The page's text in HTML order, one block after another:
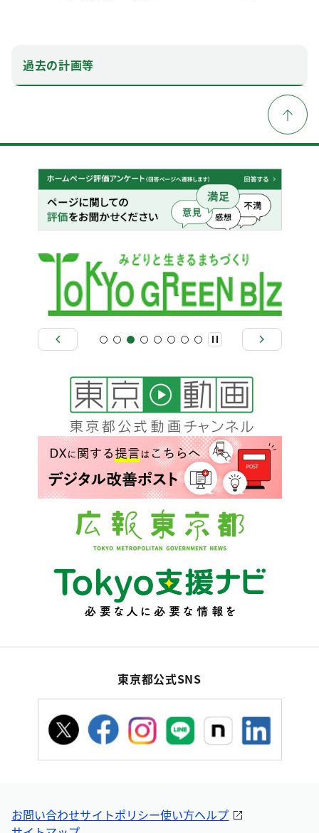
過去の計画等
東京都公式SNS
お問い合わせサイトポリシー使い方ヘルプ